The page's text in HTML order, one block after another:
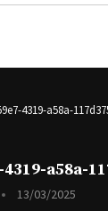
4319-a58a-
a58a-
13/03/2025